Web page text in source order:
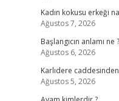
Kadın kokusu erkeği
Ağustos 7, 2026
Başlangıcın anlamı ne ?
Ağustos 6, 2026
Karlıdere
Ağustos 5, 2026